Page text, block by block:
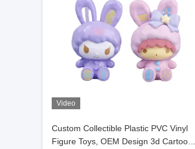
Video
Custom Collectible Plastic PVC Vinyl
Figure Toys, OEM Design 3d Cartoon